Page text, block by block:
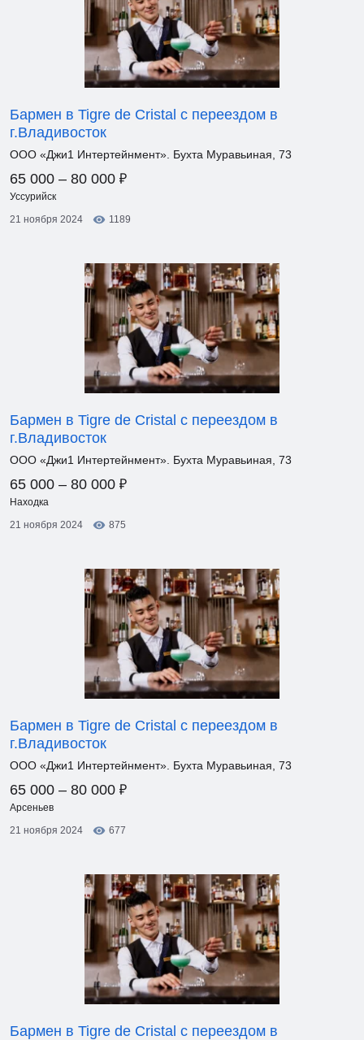
Бармен в Tigre de Cristal с переездом в
г.Владивосток
ООО «Джи1 Интертейнмент». Бухта Муравьиная, 73
65 000 – 80 000 ₽
Уссурийск
21 ноября 2024
1189
Бармен в Tigre de Cristal с переездом в
г.Владивосток
ООО «Джи1 Интертейнмент». Бухта Муравьиная, 73
65 000 – 80 000 ₽
Находка
21 ноября 2024
875
Бармен в Tigre de Cristal с переездом в
г.Владивосток
ООО «Джи1 Интертейнмент». Бухта Муравьиная, 73
65 000 – 80 000 ₽
Арсеньев
21 ноября 2024
677
Бармен в Tigre de Cristal с переездом в